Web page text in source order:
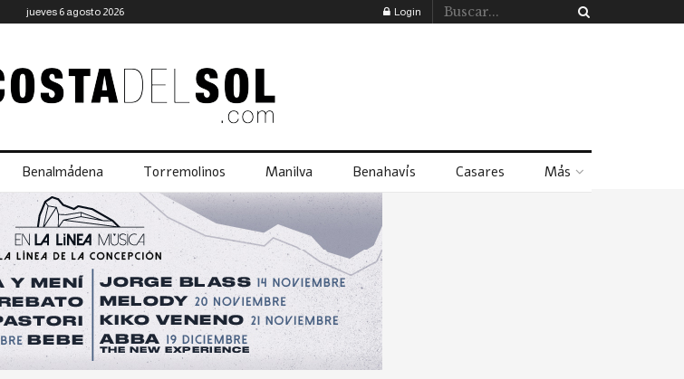
jueves 6 agosto 2026 Login
Benalmádena Torremolinos Manilva Benahavís Casares Más